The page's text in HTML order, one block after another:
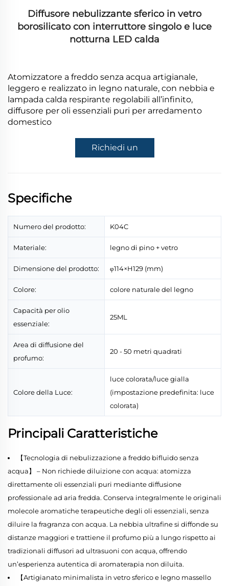
Diffusore nebulizzante sferico in vetro
borosilicato con interruttore singolo e luce
notturna LED calda
Atomizzatore a freddo senza acqua artigianale,
leggero e realizzato in legno naturale, con nebbia e
lampada calda respirante regolabili all’infinito,
diffusore per oli essenziali puri per arredamento
domestico
Richiedi un
Specifiche
Numero del prodotto: K04C
Materiale: legno di pino + vetro
Dimensione del prodotto: φ114×H129 (mm)
Colore: colore naturale del legno
Capacità per olio
essenziale:
25ML
Area di diffusione del
profumo:
20 - 50 metri quadrati
Colore della Luce:
luce colorata/luce gialla
(impostazione predefinita: luce
colorata)
Principali Caratteristiche
【Tecnologia di nebulizzazione a freddo bifluido senza
acqua】 – Non richiede diluizione con acqua: atomizza
direttamente oli essenziali puri mediante diffusione
professionale ad aria fredda. Conserva integralmente le originali
molecole aromatiche terapeutiche degli oli essenziali, senza
diluire la fragranza con acqua. La nebbia ultrafine si diffonde su
distanze maggiori e trattiene il profumo più a lungo rispetto ai
tradizionali diffusori ad ultrasuoni con acqua, offrendo
un’esperienza autentica di aromaterapia non diluita.
【Artigianato minimalista in vetro sferico e legno massello